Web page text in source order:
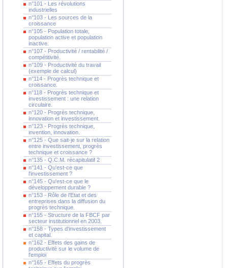
n°101 - Les révolutions
industrielles
n°103 - Les sources de la
croissance
n°105 - Population totale,
population active et population
inactive.
n°107 - Productivité / rentabilité /
compétitivité.
n°109 - Productivité du travail
(exemple de calcul)
n°114 - Progrès technique et
croissance.
n°118 - Progrès technique et
investissement : une relation
circulaire.
n°120 - Progrès technique,
innovation et investissement.
n°123 - Progrès technique,
invention, innovation.
n°125 - Que sait-je sur la relation
entre investissement, progrès
technique et croissance ?
n°135 - Q.C.M. récapitulatif 2
n°141 - Qu'est-ce que
l'investissement ?
n°145 - Qu'est-ce que le
développement durable ?
n°153 - Rôle de l'Etat et des
entreprises dans la diffusion du
progrès technique.
n°155 - Structure de la FBCF par
secteur institutionnel en 2003.
n°158 - Types d'investissement
et capital.
n°162 - Effets des gains de
productivité sur le volume de
l'emploi
n°165 - Effets du progrès